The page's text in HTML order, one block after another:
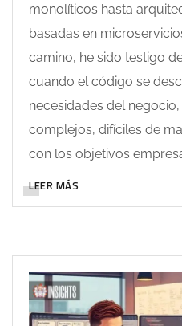
monolíticos hasta
basadas en
camino, he sido testigo
cuando el código se
necesidades del
complejos, difíciles de
con los objetivos
LEER MÁS